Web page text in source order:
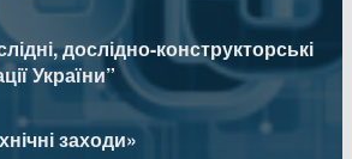
дослідно-конструкторські
України”
заходи»